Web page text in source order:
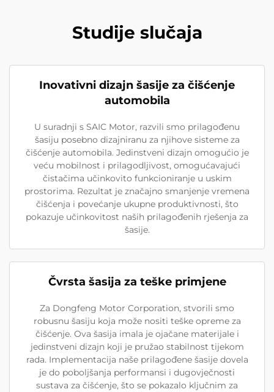
Studije slučaja
Inovativni dizajn šasije za čišćenje
automobila
U suradnji s SAIC Motor, razvili smo prilagođenu
šasiju posebno dizajniranu za njihove sisteme za
čišćenje automobila. Jedinstveni dizajn omogućio je
veću mobilnost i prilagodljivost, omogućavajući
čistačima učinkovito funkcioniranje u uskim
prostorima. Rezultat je značajno smanjenje vremena
čišćenja i povećanje ukupne produktivnosti, što
pokazuje učinkovitost naših prilagođenih rješenja za
šasije.
Čvrsta šasija za teške primjene
Za Dongfeng Motor Corporation, stvorili smo
robusnu šasiju koja može nositi teške opreme za
čišćenje. Ova šasija imala je ojačane materijale i
jedinstveni dizajn koji je pružao stabilnost tijekom
rada. Implementacija naše prilagođene šasije dovela
je do poboljšanja performansi i dugovječnosti
sustava za čišćenje, što se pokazalo ključnim za